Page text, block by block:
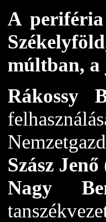
A
múltban, a
Rákossy
Szász Jenő
Nagy